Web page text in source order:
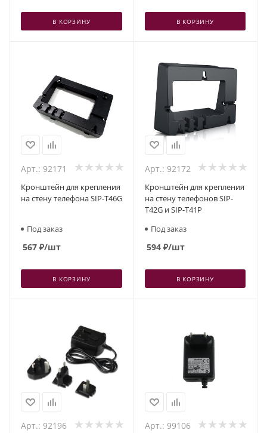
В КОРЗИНУ В КОРЗИНУ
Арт.: 92171
Кронштейн для крепления
на стену телефона SIP-T46G
Под заказ
567 ₽/шт
В КОРЗИНУ
Арт.: 92172
Кронштейн для крепления
на стену телефонов SIP-
T42G и SIP-T41P
Под заказ
594₽/шт
В КОРЗИНУ
Арт.: 92196 Арт.: 99106